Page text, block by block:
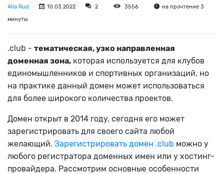
Alla Rud 10.03.2022 2 3556
на прочтение 3
минуты
.club - тематическая, узко направленная
доменная зона, которая используется для клубов
единомышленников и спортивных организаций, но
на практике данный домен может использоваться
для более широкого количества проектов.
Домен открыт в 2014 году, сегодня его может
зарегистрировать для своего сайта любой
желающий. Зарегистрировать домен .club можно у
любого регистратора доменных имен или у хостинг-
провайдера. Рассмотрим основные особенности